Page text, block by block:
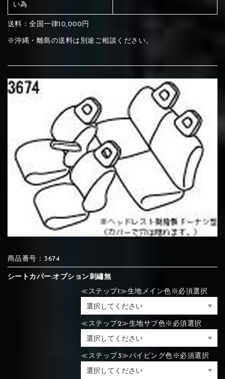
④Brown ⑤Dark Brown ⑥Yellow
⑦Blue ⑧Orange ⑨Pink
⑩White ⑪Black ⑫Ivory
⑭Caramel ⑮Wine red
サブ生地は下記16種類からご選択ください。
①Beige
④Brown ⑤Dark Brown ⑥Yellow
⑦Blue ⑧Orange ⑨Pink
⑪Black
⑭Caramel ⑮Wine red
赤く塗られている場所を選択
ください
刺繍は下記21種類からご選択ください。
①Beige ③Red
④Brown ⑤Dark Brown
⑦Blue ⑧Orange
⑪Black ⑫Ivory
赤く塗られている場所を選択
ください
刺繍は下記21種類からご選択ください。
①Black ②Gray ③Light gray
④Beige ⑤Ivory ⑥Red
⑧Yellow ⑨Orange
⑪Blue ⑫Aqua blue
赤く塗られている場所を選択
ください
刺繍は下記21種類からご選択ください。
①Black ②Gray ③Light gray
④Beige ⑤Ivory ⑥Red
⑧Yellow ⑨Orange
い為
送料：全国一律10,000円
※沖縄・離島の送料は別途ご相談ください。
商品番号：3674
シートカバー:オプション刺繡無
≪ステップ1≫生地メイン色※必須選択
≪ステップ2≫生地サブ色※必須選択
≪ステップ3≫パイピング色※必須選択